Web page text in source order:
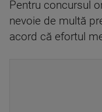
Pentru concursul
nevoie de multă
acord că efortul